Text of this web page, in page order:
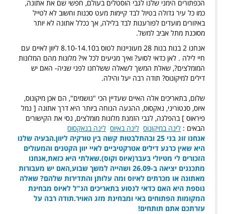
הכפתורים הימני שלנו לגבי הוסטלים בעולם, חפשי שם את אתונה,
כמו כל עיר גדולה בטיול לבד קיימות מעט סכנות וחשוב לא לטייל
באיזורים מועדים לפורענות לבד בלילה, אך ככלל אתונה לא יותר
מסוכנת מתל אביב למשל.
אנחנו 2 בנות בנות 28 מעוניינות לטוס ב8.10-14.10 ליוון לאיים עם
חיי לילה . לאן כדאי לסוע? ואיך מגיעים לכל אי? מלונות מהם המלונות
המומלצים?, שאלת המשך לשאלה ששלחנו לפני שניה- האם יש
דילים למיקונוס? תודה רבה יעל והילה.
שלום, בתאריכים אלה האיים שעדיין הכי "נושמים", הם אכן מיקונוס,
איוס, סנטוריני, נאקסוס, ההגעה הנוחה ביותר היא דרך אתונה [ נמל
פיראוס ] בהפלגה, לגבי הזמנת מלונות מומלצים, נסי את הקישורים
הבאים : לינה במיקונוס לינה באיוס לינה בנאקסוס
אנחנו זוג בני 25 ובהתלבטות קשה בין טורקיה ליוון.הבעיה שלנו
היא שאין כרגע דילים אטרקטיביים לאיי יוון הקטנים והמעולים
הזכורים לי מטיולי בעבר(איוס וקוס).שאלתי היא כזאת,אנחנו
מתכננים יציאה ב-26.09 ושהייה למשך שבוע,האם יש מעבורות
מאתונה או מכרתים לאיוס ומה עלותן והתדירות שלהם? שאלה
נוספת היא האם כדאי לנסוע בתאריכים הנ"ל לאיוס מבחינת
המקומות הפתוחים באי ומבחינת מזג האויר.תודה רבה על
עזרתכם אתם תותחים!